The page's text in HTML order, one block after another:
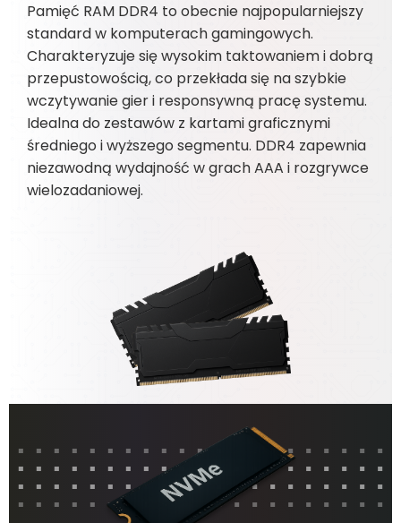
Pamięć RAM DDR4 to obecnie najpopularniejszy
standard w komputerach gamingowych.
Charakteryzuje się wysokim taktowaniem i dobrą
przepustowością, co przekłada się na szybkie
wczytywanie gier i responsywną pracę systemu.
Idealna do zestawów z kartami graficznymi
średniego i wyższego segmentu. DDR4 zapewnia
niezawodną wydajność w grach AAA i rozgrywce
wielozadaniowej.